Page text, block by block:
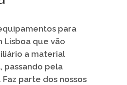
para
Lisboa que vão
a material
passando pela
parte dos nossos